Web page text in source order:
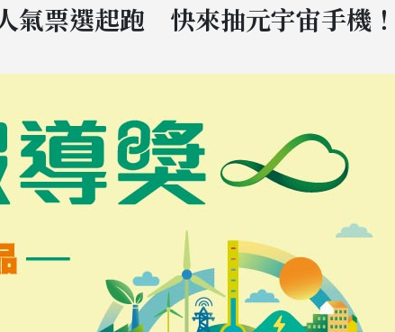
氣票選起跑 快來抽元宇宙手機！